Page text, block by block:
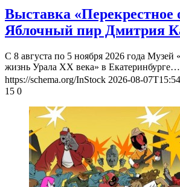
Выставка «Перекрестное
Яблочный пир Дмитрия
С 8 августа по 5 ноября 2026 года Музей
жизнь Урала ХХ века» в Екатеринбурге…
https://schema.org/InStock 2026-08-
15 0